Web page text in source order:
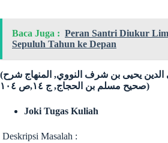
Baca Juga : Peran Santri Diukur
Sepuluh Tahun ke Depan
(أبو زكريا محيي الدين يحيى بن شرف النووي, المنهاج شرح
صحيح مسلم بن الحجاج, ج ١ ٤, ص )
Joki Tugas Kuliah
Deskripsi Masalah :